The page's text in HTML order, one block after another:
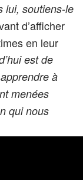
lui, soutiens-le
d’afficher
en leur
est de
à
menées
qui nous